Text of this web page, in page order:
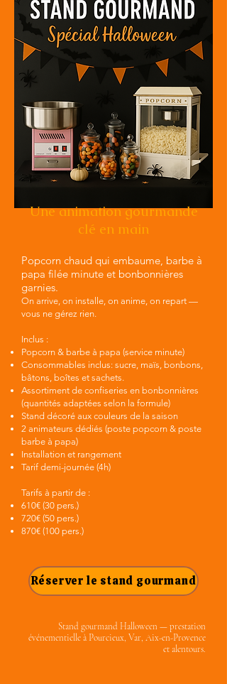
​Une animation gourmande
clé en main
Popcorn chaud qui embaume, barbe à
papa filée minute et bonbonnières
garnies.
On arrive, on installe, on anime, on repart —
vous ne gérez rien.
Inclus :
Popcorn & barbe à papa (service minute)
Consommables inclus: sucre, maïs, bonbons,
bâtons, boîtes et sachets.
Assortiment de confiseries en bonbonnières
(quantités adaptées selon la formule)
Stand décoré aux couleurs de la saison
2 animateurs dédiés (poste popcorn & poste
barbe à papa)
Installation et rangement
Tarif demi-journée (4h)
Tarifs à partir de :
610€ (30 pers.)
720€ (50 pers.)
870€ (100 pers.)
Réserver le stand gourmand
Stand gourmand Halloween — prestation
événementielle à Pourcieux, Var, Aix-en-Provence
et alentours.